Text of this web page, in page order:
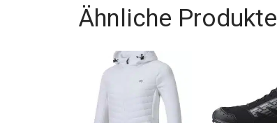
Ähnliche Produkte